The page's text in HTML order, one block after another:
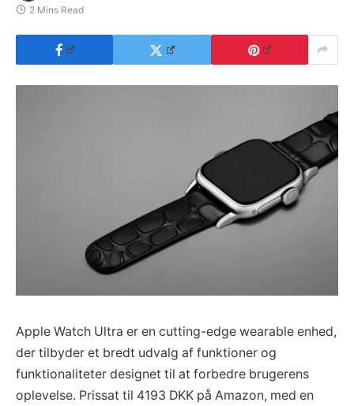
2 Mins Read
Apple Watch Ultra er en cutting-edge wearable enhed,
der tilbyder et bredt udvalg af funktioner og
funktionaliteter designet til at forbedre brugerens
oplevelse. Prissat til 4193 DKK på Amazon, med en